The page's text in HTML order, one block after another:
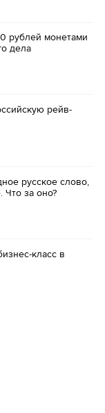
рублей монетами
дела
рейв-
русское слово,
Что за оно?
класс в